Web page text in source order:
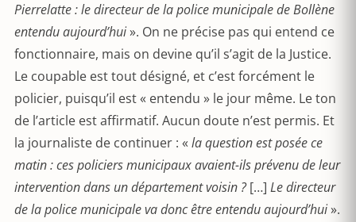
Pierrelatte : le directeur de la police municipale de Bollène
entendu aujourd’hui». On ne précise pas qui entend ce
fonctionnaire, mais on devine qu’il s’agit de la Justice.
Le coupable est tout désigné, et c’est forcément le
policier, puisqu’il est « entendu » le jour même. Le ton
de l’article est affirmatif. Aucun doute n’est permis. Et
la journaliste de continuer : « la question est posée ce
matin : ces policiers municipaux avaient-ils prévenu de leur
intervention dans un département voisin ?[…] Le directeur
de la police municipale va donc être entendu aujourd’hui».